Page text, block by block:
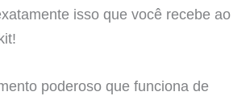
isso que você recebe ao
poderoso que funciona de